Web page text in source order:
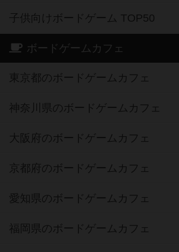
子供向けボードゲーム TOP50
ボードゲームカフェ
東京都のボードゲームカフェ
神奈川県のボードゲームカフェ
大阪府のボードゲームカフェ
京都府のボードゲームカフェ
愛知県のボードゲームカフェ
福岡県のボードゲームカフェ